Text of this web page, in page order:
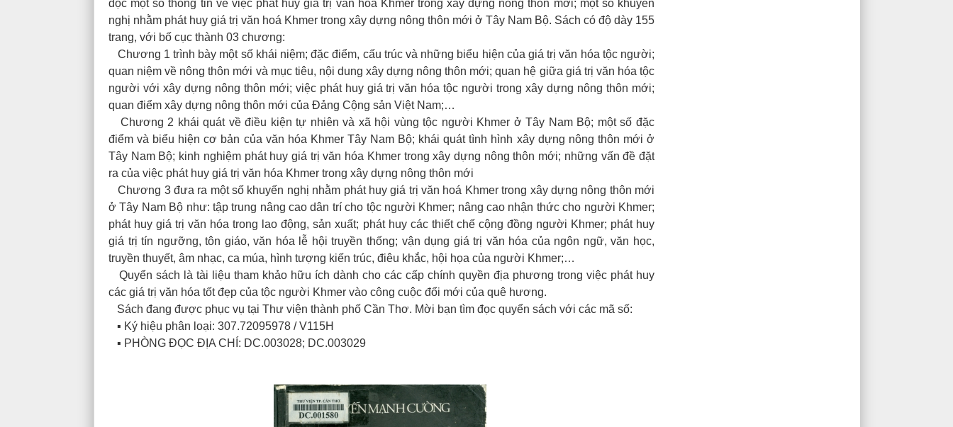
đọc một số thông tin về việc phát huy giá trị văn hoá Khmer trong xây dựng nông thôn mới; một số khuyến
nghị nhằm phát huy giá trị văn hoá Khmer trong xây dựng nông thôn mới ở Tây Nam Bộ. Sách có độ dày 155
trang, với bố cục thành 03 chương:
Chương 1 trình bày một số khái niệm; đặc điểm, cấu trúc và những biểu hiện của giá trị văn hóa tộc người;
quan niệm về nông thôn mới và mục tiêu, nội dung xây dựng nông thôn mới; quan hệ giữa giá trị văn hóa tộc
người với xây dựng nông thôn mới; việc phát huy giá trị văn hóa tộc người trong xây dựng nông thôn mới;
quan điểm xây dựng nông thôn mới của Đảng Cộng sản Việt Nam;…
Chương 2 khái quát về điều kiện tự nhiên và xã hội vùng tộc người Khmer ở Tây Nam Bộ; một số đặc
điểm và biểu hiện cơ bản của văn hóa Khmer Tây Nam Bộ; khái quát tình hình xây dựng nông thôn mới ở
Tây Nam Bộ; kinh nghiệm phát huy giá trị văn hóa Khmer trong xây dựng nông thôn mới; những vấn đề đặt
ra của việc phát huy giá trị văn hóa Khmer trong xây dựng nông thôn mới
Chương 3 đưa ra một số khuyến nghị nhằm phát huy giá trị văn hoá Khmer trong xây dựng nông thôn mới
ở Tây Nam Bộ như: tập trung nâng cao dân trí cho tộc người Khmer; nâng cao nhận thức cho người Khmer;
phát huy giá trị văn hóa trong lao động, sản xuất; phát huy các thiết chế cộng đồng người Khmer; phát huy
giá trị tín ngưỡng, tôn giáo, văn hóa lễ hội truyền thống; vận dụng giá trị văn hóa của ngôn ngữ, văn học,
truyền thuyết, âm nhạc, ca múa, hình tượng kiến trúc, điêu khắc, hội họa của người Khmer;…
Quyển sách là tài liệu tham khảo hữu ích dành cho các cấp chính quyền địa phương trong việc phát huy
các giá trị văn hóa tốt đẹp của tộc người Khmer vào công cuộc đổi mới của quê hương.
Sách đang được phục vụ tại Thư viện thành phố Cần Thơ. Mời bạn tìm đọc quyển sách với các mã số:
▪ Ký hiệu phân loại: 307.72095978 / V115H
▪ PHÒNG ĐỌC ĐỊA CHÍ: DC.003028; DC.003029